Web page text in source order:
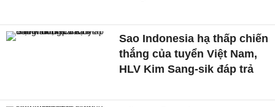
Sao Indonesia hạ thấp chiến
thắng của tuyển Việt Nam,
HLV Kim Sang-sik đáp trả